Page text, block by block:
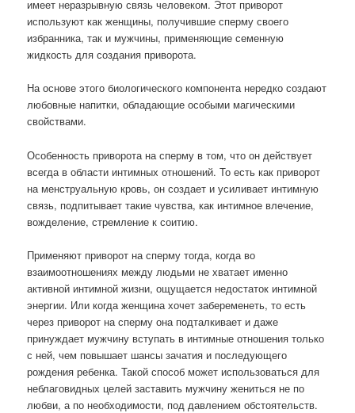
имеет неразрывную связь человеком. Этот приворот
используют как женщины, получившие сперму своего
избранника, так и мужчины, применяющие семенную
жидкость для создания приворота.
На основе этого биологического компонента нередко создают
любовные напитки, обладающие особыми магическими
свойствами.
Особенность приворота на сперму в том, что он действует
всегда в области интимных отношений. То есть как приворот
на менструальную кровь, он создает и усиливает интимную
связь, подпитывает такие чувства, как интимное влечение,
вожделение, стремление к соитию.
Применяют приворот на сперму тогда, когда во
взаимоотношениях между людьми не хватает именно
активной интимной жизни, ощущается недостаток интимной
энергии. Или когда женщина хочет забеременеть, то есть
через приворот на сперму она подталкивает и даже
принуждает мужчину вступать в интимные отношения только
с ней, чем повышает шансы зачатия и последующего
рождения ребенка. Такой способ может использоваться для
неблаговидных целей заставить мужчину жениться не по
любви, а по необходимости, под давлением обстоятельств.